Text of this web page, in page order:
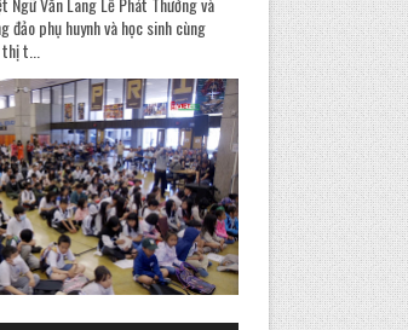
đảo phụ huynh và học sinh cùng
t...